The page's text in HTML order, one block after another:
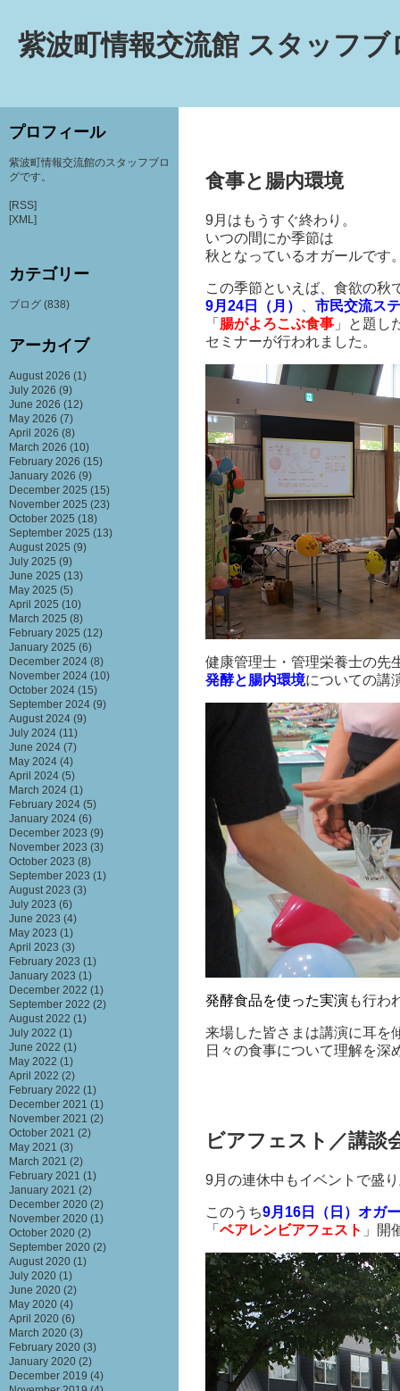
紫波町情報交流館 スタッフブ
食事と腸内環境
9月はもうすぐ終わり。
いつの間にか季節は
秋となっているオガールです
この季節といえば、食欲の秋
9月24日（月）
市民交流ス
「 腸がよろこぶ食事 」と題し
セミナーが行われました。
健康管理士・管理栄養士の先
発酵と腸内環境についての講
発酵食品を使った実演も行わ
来場した皆さまは講演に耳を
日々の食事について理解を深
ビアフェスト／講談
9月の連休中もイベントで盛
このうち9月16日（日） オガ
「 ベアレンビアフェスト 」開
プロフィール
紫波町情報交流館のスタッフブロ
グです。
[RSS]
[XML]
カテゴリー
ブログ (838)
アーカイブ
August 2026 (1)
July 2026 (9)
June 2026 (12)
May 2026 (7)
April 2026 (8)
March 2026 (10)
February 2026 (15)
January 2026 (9)
December 2025 (15)
November 2025 (23)
October 2025 (18)
September 2025 (13)
August 2025 (9)
July 2025 (9)
June 2025 (13)
May 2025 (5)
April 2025 (10)
March 2025 (8)
February 2025 (12)
January 2025 (6)
December 2024 (8)
November 2024 (10)
October 2024 (15)
September 2024 (9)
August 2024 (9)
July 2024 (11)
June 2024 (7)
May 2024 (4)
April 2024 (5)
March 2024 (1)
February 2024 (5)
January 2024 (6)
December 2023 (9)
November 2023 (3)
October 2023 (8)
September 2023 (1)
August 2023 (3)
July 2023 (6)
June 2023 (4)
May 2023 (1)
April 2023 (3)
February 2023 (1)
January 2023 (1)
December 2022 (1)
September 2022 (2)
August 2022 (1)
July 2022 (1)
June 2022 (1)
May 2022 (1)
April 2022 (2)
February 2022 (1)
December 2021 (1)
November 2021 (2)
October 2021 (2)
May 2021 (3)
March 2021 (2)
February 2021 (1)
January 2021 (2)
December 2020 (2)
November 2020 (1)
October 2020 (2)
September 2020 (2)
August 2020 (1)
July 2020 (1)
June 2020 (2)
May 2020 (4)
April 2020 (6)
March 2020 (3)
February 2020 (3)
January 2020 (2)
December 2019 (4)